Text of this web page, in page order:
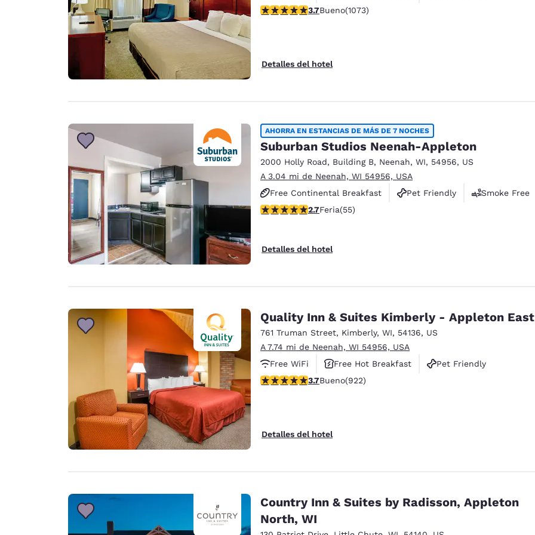
calificación de 3.66 estrellas. Bueno. 1073 reseñas
3.7Bueno(1073)
Detalles del hotel
AHORRA EN ESTANCIAS DE MÁS DE 7 NOCHES
Suburban Studios Neenah-Appleton
2000 Holly Road, Building B, Neenah, WI, 54956, US
A 3.04 mi de Neenah, WI 54956, USA
Free Continental Breakfast
Pet Friendly
Smoke Free
calificación de 2.71 estrellas. Feria. 55 reseñas
2.7Feria(55)
Detalles del hotel
Quality Inn & Suites Kimberly - Appleton East
761 Truman Street, Kimberly, WI, 54136, US
A 7.74 mi de Neenah, WI 54956, USA
Free WiFi
Free Hot Breakfast
Pet Friendly
calificación de 3.74 estrellas. Bueno. 922 reseñas
3.7Bueno(922)
Detalles del hotel
Country Inn & Suites by Radisson, Appleton
North, WI